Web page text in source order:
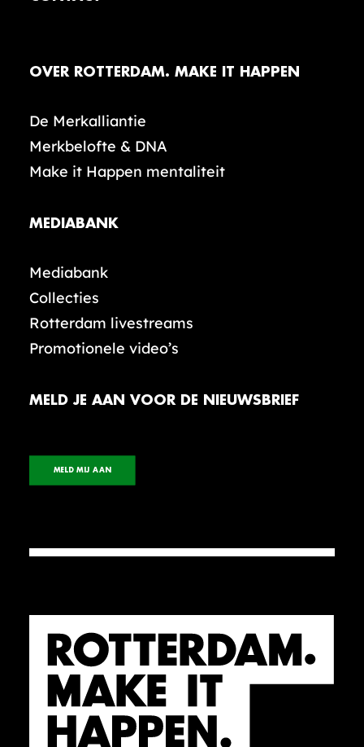
OVER ROTTERDAM. MAKE IT HAPPEN
De Merkalliantie
Merkbelofte & DNA
Make it Happen mentaliteit
MEDIABANK
Mediabank
Collecties
Rotterdam livestreams
Promotionele video’s
MELD JE AAN VOOR DE NIEUWSBRIEF
MELD MIJ AAN